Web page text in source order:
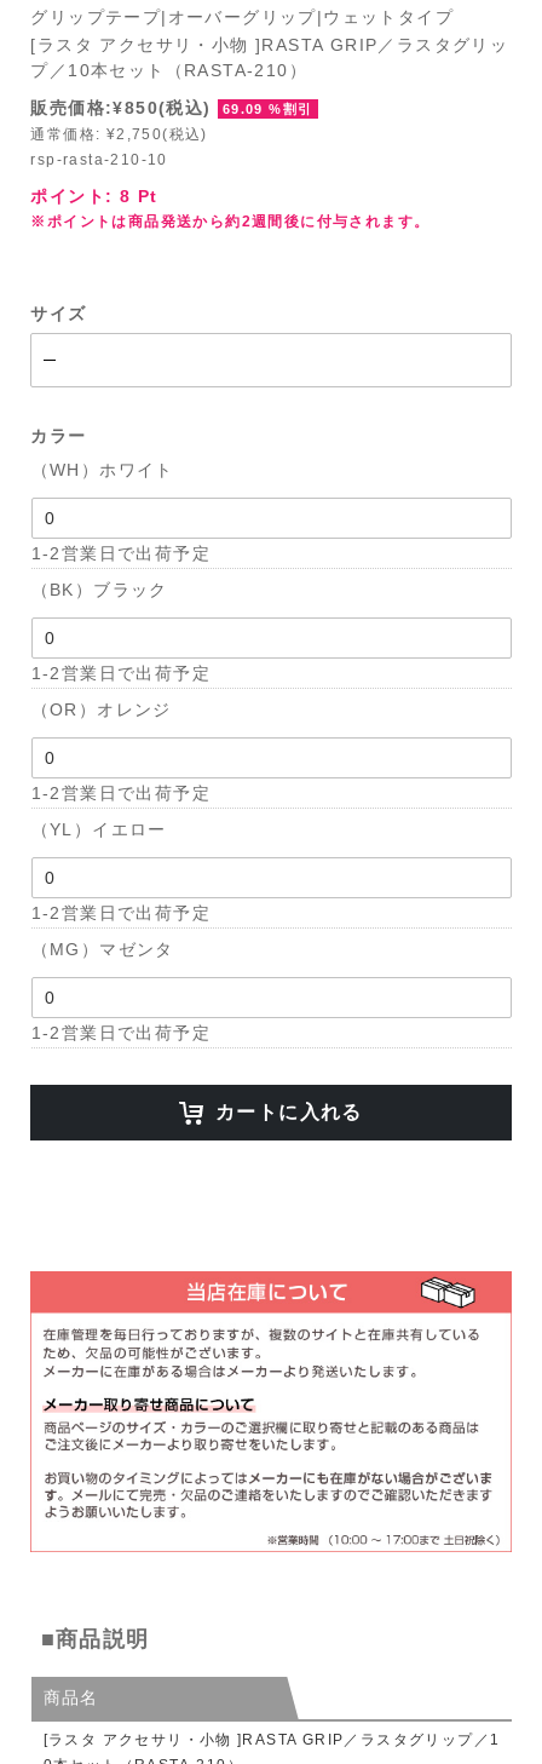
グリップテープ|オーバーグリップ|ウェットタイプ
[ラスタ アクセサリ・小物 ]RASTA GRIP／ラスタグリッ
プ／10本セット（RASTA-210）
販売価格:¥850(税込)
69.09 %割引
通常価格: ¥2,750(税込)
rsp-rasta-210-10
ポイント: 8 Pt
※ポイントは商品発送から約2週間後に付与されます。
サイズ
カラー
（WH）ホワイト
1-2営業日で出荷予定
（BK）ブラック
1-2営業日で出荷予定
（OR）オレンジ
1-2営業日で出荷予定
（YL）イエロー
1-2営業日で出荷予定
（MG）マゼンタ
1-2営業日で出荷予定
カートに入れる
■商品説明
商品名
[ラスタ アクセサリ・小物 ]RASTA GRIP／ラスタグリップ／1